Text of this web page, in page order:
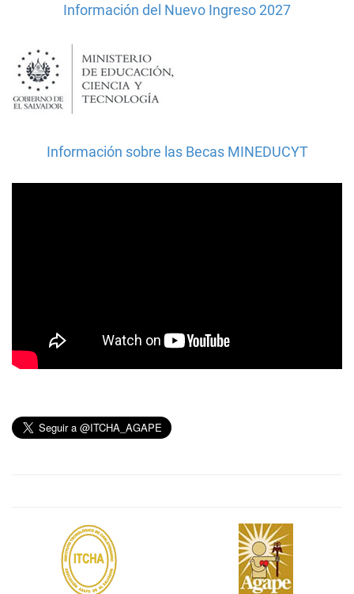
Información del Nuevo Ingreso 2027
Información sobre las Becas MINEDUCYT